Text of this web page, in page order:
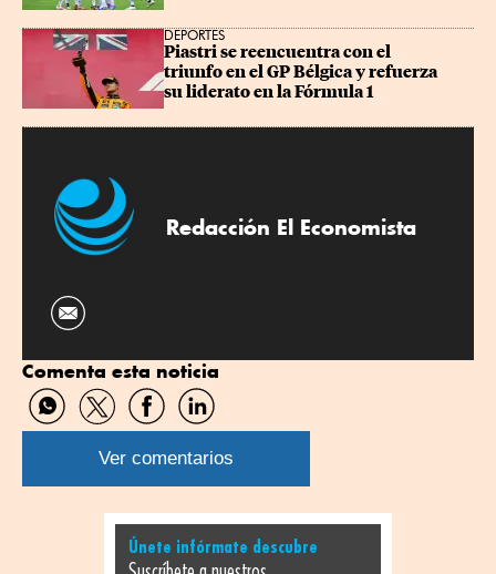
DEPORTES
Piastri se reencuentra con el
triunfo en el GP Bélgica y refuerza
su liderato en la Fórmula 1
Redacción El Economista
Comenta esta noticia
Compartir
por
WhatsApp
Compartir
por
Twitter
Compartir
por
Facebook
Compartir
por
Linkedin
Ver comentarios
Únete infórmate descubre